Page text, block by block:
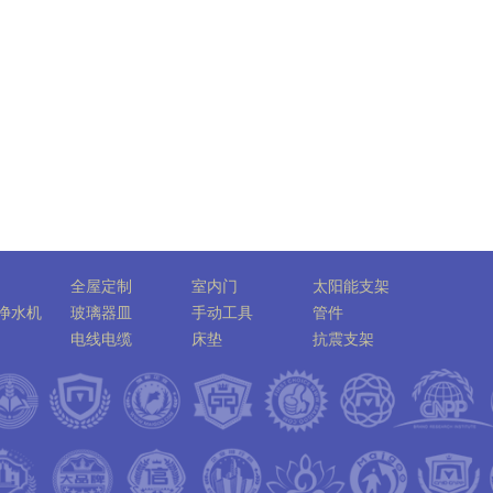
全屋定制 室内门
太阳能支架
水机 玻璃器皿 手动工具
管件
电线电缆 床垫
抗震支架